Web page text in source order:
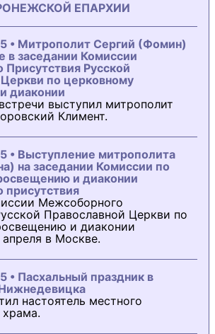
ЕПАРХИИ
• Митрополит Сергий (Фомин)
в заседании Комиссии
Русской
по церковному
диаконии
выступил митрополит
Климент.
• Выступление митрополита
на заседании Комиссии по
и диаконии
Межсоборного
Православной Церкви по
и диаконии
в Москве.
• Пасхальный праздник в
настоятель местного
храма.